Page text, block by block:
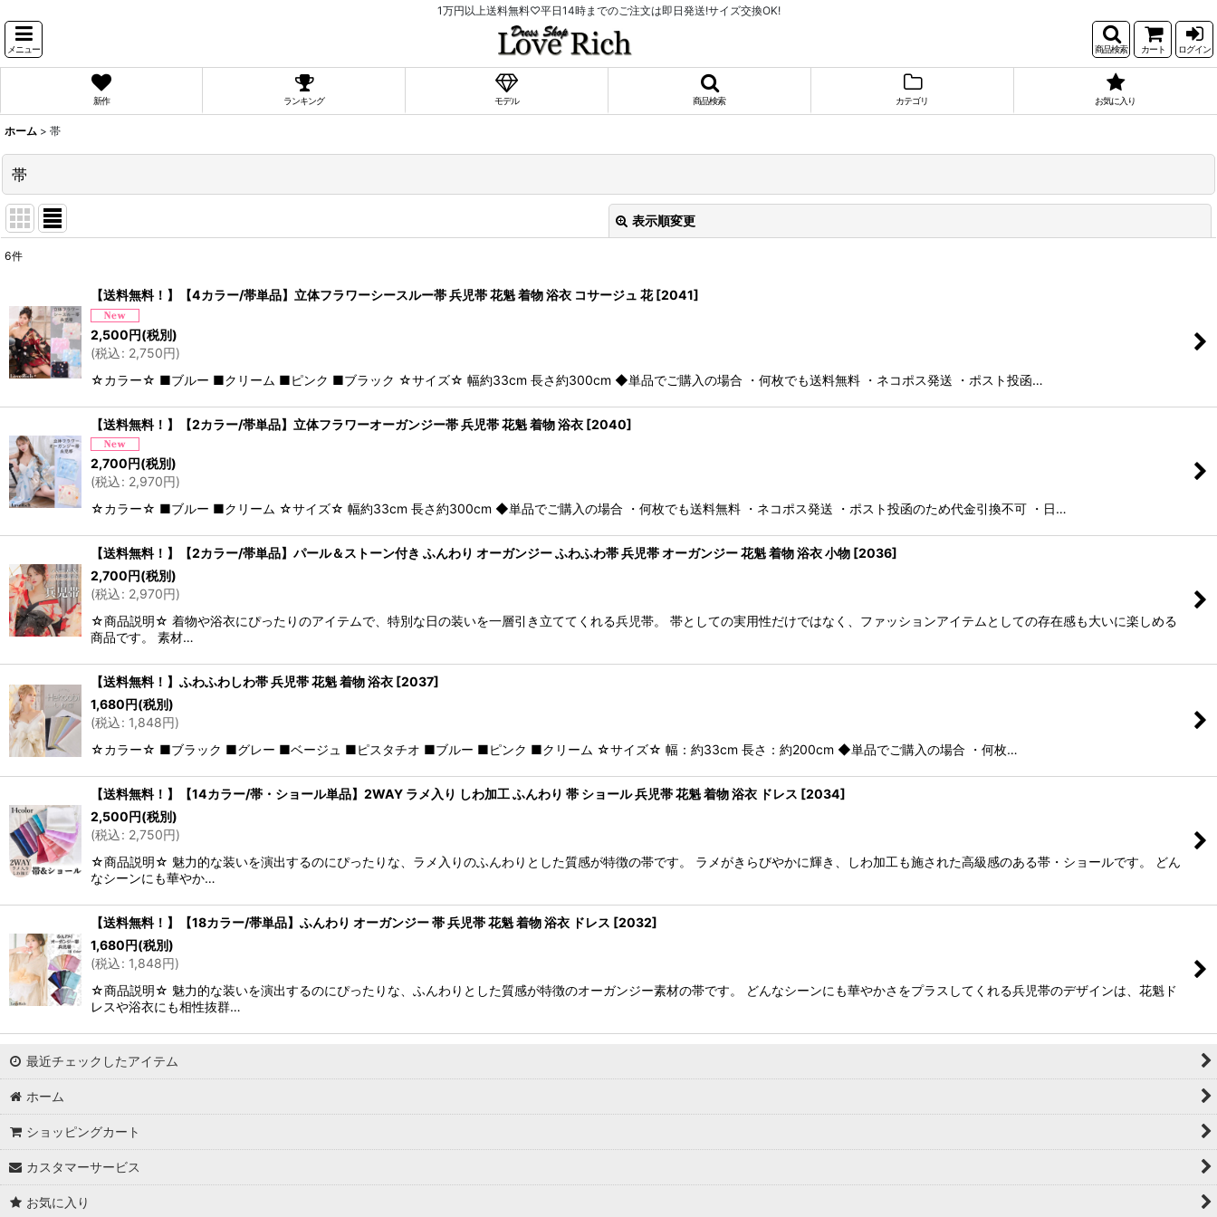
1万円以上送料無料♡平日14時までのご注文は即日発送!サイズ交換OK!
メニュー 商品検索 カート ログイン
新作 ランキング モデル 商品検索 カテゴリ お気に入り
ホーム > 帯
帯
表示順変更
並び順:
絞り込む
6件
【送料無料！】【4カラー/帯単品】立体フラワーシースルー帯 兵児帯 花魁 着物 浴衣 コサージュ 花 [2041]
2,500円(税別)
(税込: 2,750円)
☆カラー☆ ■ブルー ■クリーム ■ピンク ■ブラック ☆サイズ☆ 幅約33cm 長さ約300cm ◆単品でご購入の場合 ・何枚でも送料無料 ・ネコポス発送 ・ポスト投函…
【送料無料！】【2カラー/帯単品】立体フラワーオーガンジー帯 兵児帯 花魁 着物 浴衣 [2040]
2,700円(税別)
(税込: 2,970円)
☆カラー☆ ■ブルー ■クリーム ☆サイズ☆ 幅約33cm 長さ約300cm ◆単品でご購入の場合 ・何枚でも送料無料 ・ネコポス発送 ・ポスト投函のため代金引換不可 ・日…
【送料無料！】【2カラー/帯単品】パール＆ストーン付き ふんわり オーガンジー ふわふわ帯 兵児帯 オーガンジー 花魁 着物 浴衣 小物 [2036]
2,700円(税別)
(税込: 2,970円)
☆商品説明☆ 着物や浴衣にぴったりのアイテムで、特別な日の装いを一層引き立ててくれる兵児帯。 帯としての実用性だけではなく、ファッションアイテムとしての存在感も大いに楽しめる
商品です。 素材…
【送料無料！】ふわふわしわ帯 兵児帯 花魁 着物 浴衣 [2037]
1,680円(税別)
(税込: 1,848円)
☆カラー☆ ■ブラック ■グレー ■ベージュ ■ピスタチオ ■ブルー ■ピンク ■クリーム ☆サイズ☆ 幅：約33cm 長さ：約200cm ◆単品でご購入の場合 ・何枚…
【送料無料！】【14カラー/帯・ショール単品】2WAY ラメ入り しわ加工 ふんわり 帯 ショール 兵児帯 花魁 着物 浴衣 ドレス [2034]
2,500円(税別)
(税込: 2,750円)
☆商品説明☆ 魅力的な装いを演出するのにぴったりな、ラメ入りのふんわりとした質感が特徴の帯です。 ラメがきらびやかに輝き、しわ加工も施された高級感のある帯・ショールです。 どん
なシーンにも華やか…
【送料無料！】【18カラー/帯単品】ふんわり オーガンジー 帯 兵児帯 花魁 着物 浴衣 ドレス [2032]
1,680円(税別)
(税込: 1,848円)
☆商品説明☆ 魅力的な装いを演出するのにぴったりな、ふんわりとした質感が特徴のオーガンジー素材の帯です。 どんなシーンにも華やかさをプラスしてくれる兵児帯のデザインは、花魁ド
レスや浴衣にも相性抜群…
最近チェックしたアイテム
ホーム
ショッピングカート
カスタマーサービス
お気に入り